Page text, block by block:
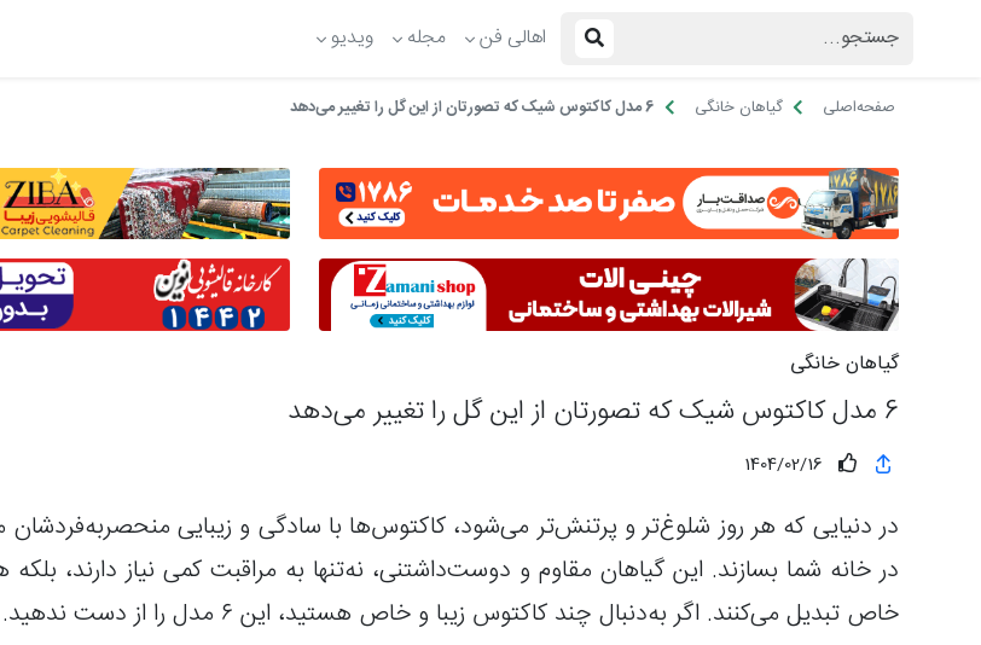
اهالی فن مجله ویدیو
صفحه‌اصلی گیاهان خانگی 6 مدل کاکتوس شیک که تصورتان از این گل را تغییر می‌دهد
گیاهان خانگی
6 مدل کاکتوس شیک که تصورتان از این گل را تغییر می‌دهد
1404/02/16
در دنیایی که هر روز شلوغ‌تر و پرتنش‌تر می‌شود، کاکتوس‌ها با سادگی و زیبایی منحصربه‌فردشان
در خانه شما بسازند. این گیاهان مقاوم و دوست‌داشتنی، نه‌تنها به مراقبت کمی نیاز دارند،
خاص تبدیل می‌کنند. اگر به‌دنبال چند کاکتوس زیبا و خاص هستید، این ۶ مدل را از دست ندهید.